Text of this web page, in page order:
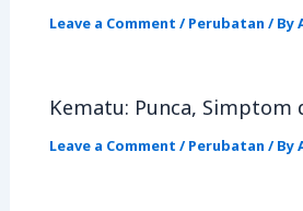
Leave a Comment / Perubatan / By
Kematu: Punca, Simptom
Leave a Comment / Perubatan / By